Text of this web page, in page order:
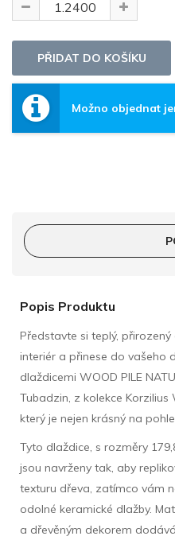
Možno objednat
Popis Produktu
Představte si teplý,
interiér a přinese do vašeho
dlaždicemi WOOD PILE
Tubadzin, z kolekce
který je nejen krásný na
Tyto dlaždice, s rozměry
jsou navrženy tak, aby
texturu dřeva, zatímco vám
odolné keramické dlažby.
a dřevěným dekorem